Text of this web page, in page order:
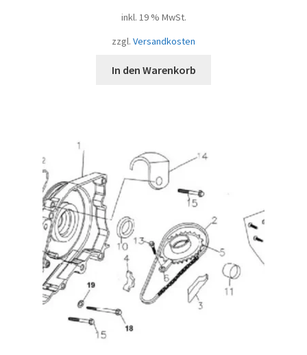
inkl. 19 % MwSt.
zzgl. Versandkosten
In den Warenkorb